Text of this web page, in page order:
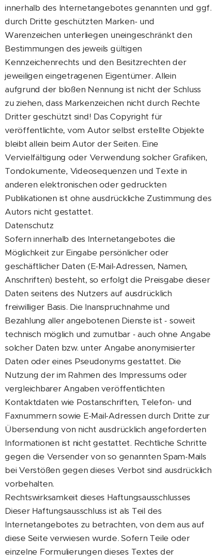
innerhalb des Internetangebotes genannten und ggf.
durch Dritte geschützten Marken- und
Warenzeichen unterliegen uneingeschränkt den
Bestimmungen des jeweils gültigen
Kennzeichenrechts und den Besitzrechten der
jeweiligen eingetragenen Eigentümer. Allein
aufgrund der bloßen Nennung ist nicht der Schluss
zu ziehen, dass Markenzeichen nicht durch Rechte
Dritter geschützt sind! Das Copyright für
veröffentlichte, vom Autor selbst erstellte Objekte
bleibt allein beim Autor der Seiten. Eine
Vervielfältigung oder Verwendung solcher Grafiken,
Tondokumente, Videosequenzen und Texte in
anderen elektronischen oder gedruckten
Publikationen ist ohne ausdrückliche Zustimmung des
Autors nicht gestattet.
Datenschutz
Sofern innerhalb des Internetangebotes die
Möglichkeit zur Eingabe persönlicher oder
geschäftlicher Daten (E-Mail-Adressen, Namen,
Anschriften) besteht, so erfolgt die Preisgabe dieser
Daten seitens des Nutzers auf ausdrücklich
freiwilliger Basis. Die Inanspruchnahme und
Bezahlung aller angebotenen Dienste ist - soweit
technisch möglich und zumutbar - auch ohne Angabe
solcher Daten bzw. unter Angabe anonymisierter
Daten oder eines Pseudonyms gestattet. Die
Nutzung der im Rahmen des Impressums oder
vergleichbarer Angaben veröffentlichten
Kontaktdaten wie Postanschriften, Telefon- und
Faxnummern sowie E-Mail-Adressen durch Dritte zur
Übersendung von nicht ausdrücklich angeforderten
Informationen ist nicht gestattet. Rechtliche Schritte
gegen die Versender von so genannten Spam-Mails
bei Verstößen gegen dieses Verbot sind ausdrücklich
vorbehalten.
Rechtswirksamkeit dieses Haftungsausschlusses
Dieser Haftungsausschluss ist als Teil des
Internetangebotes zu betrachten, von dem aus auf
diese Seite verwiesen wurde. Sofern Teile oder
einzelne Formulierungen dieses Textes der